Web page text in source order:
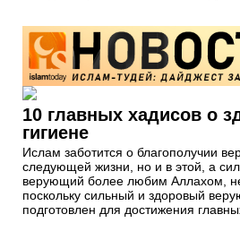
10 главных хадисов о
гигиене
Ислам заботится о благополучии
следующей жизни, но и в этой, а
верующий более любим Аллахом,
поскольку сильный и здоровый
подготовлен для достижения